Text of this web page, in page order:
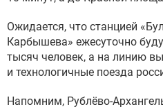
Ожидается, что станцией
Карбышева» ежесуточно
тысяч человек, а на линию
и технологичные поезда
Напомним, Рублёво-